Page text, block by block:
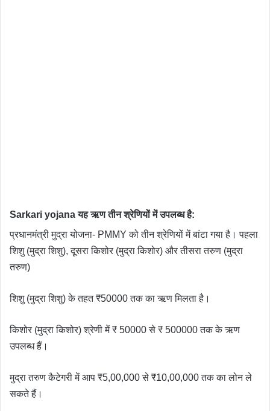
Sarkari yojana यह ऋण तीन श्रेणियों में उपलब्ध है:
प्रधानमंत्री मुद्रा योजना- PMMY को तीन श्रेणियों में बांटा गया है। पहला
शिशु (मुद्रा शिशु), दूसरा किशोर (मुद्रा किशोर) और तीसरा तरुण (मुद्रा
तरुण)
शिशु (मुद्रा शिशु) के तहत ₹50000 तक का ऋण मिलता है।
किशोर (मुद्रा किशोर) श्रेणी में ₹ 50000 से ₹ 500000 तक के ऋण
उपलब्ध हैं।
मुद्रा तरुण कैटेगरी में आप ₹5,00,000 से ₹10,00,000 तक का लोन ले
सकते हैं।